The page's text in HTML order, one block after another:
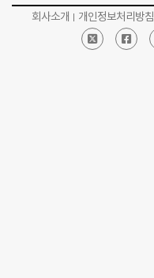
회사소개 개인정보처리방침